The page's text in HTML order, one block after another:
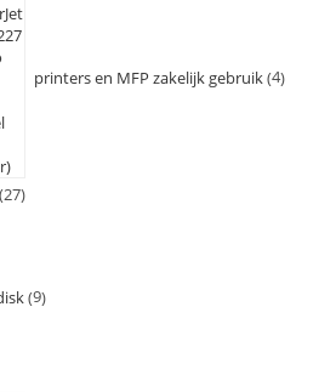
printers en MFP zakelijk gebruik 4
27
9